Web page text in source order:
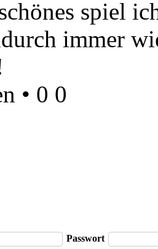
spiel
immer
• 0 0
Passwort